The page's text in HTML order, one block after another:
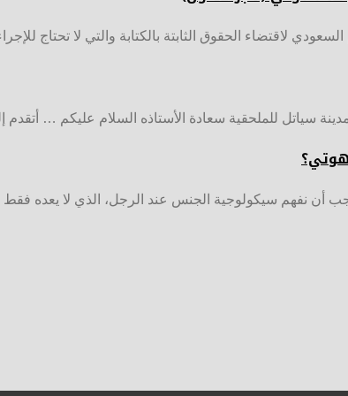
لاقتضاء الحقوق الثابتة بالكتابة والتي لا تحتاج
سياتل للملحقية سعادة الأستاذه السلام عليكم …
أن نفهم سيكولوجية الجنس عند الرجل، الذي لا يعده